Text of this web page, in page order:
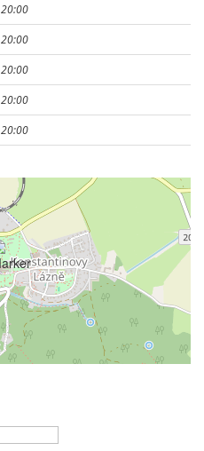
20:00
20:00
20:00
20:00
20:00